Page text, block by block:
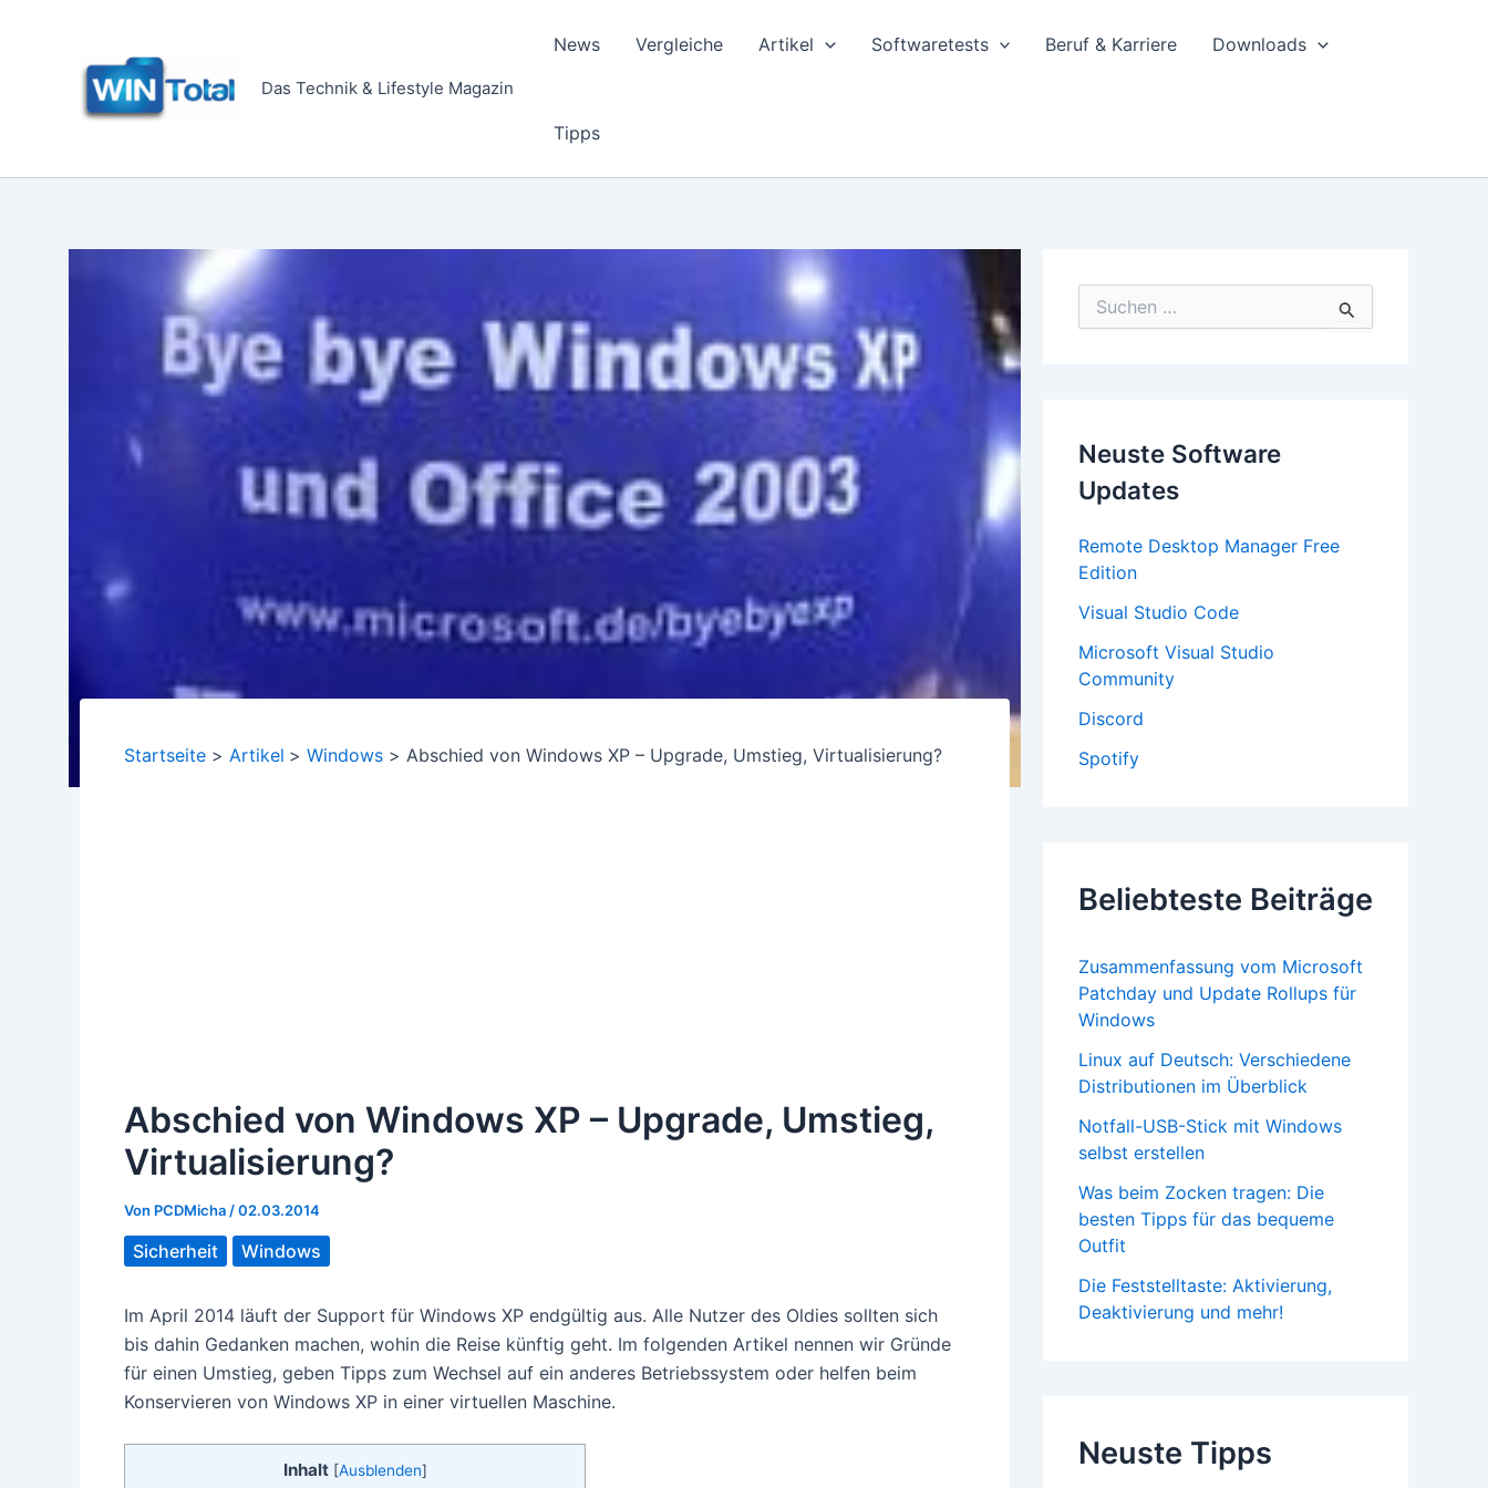
Das Technik & Lifestyle Magazin
News Vergleiche Artikel Softwaretests Beruf & Karriere Downloads
Tipps
Startseite Artikel Windows Abschied von Windows XP – Upgrade, Umstieg, Virtualisierung?
Abschied von Windows XP – Upgrade, Umstieg,
Virtualisierung?
Von PCDMicha /02.03.2014
Sicherheit Windows
Im April 2014 läuft der Support für Windows XP endgültig aus. Alle Nutzer des Oldies sollten sich
bis dahin Gedanken machen, wohin die Reise künftig geht. Im folgenden Artikel nennen wir Gründe
für einen Umstieg, geben Tipps zum Wechsel auf ein anderes Betriebssystem oder helfen beim
Konservieren von Windows XP in einer virtuellen Maschine.
Inhalt [Ausblenden]
a
h
Neuste Software
Updates
Remote Desktop Manager Free
Edition
Visual Studio Code
Microsoft Visual Studio
Community
Discord
Spotify
Beliebteste Beiträge
Zusammenfassung vom Microsoft
Patchday und Update Rollups für
Windows
Linux auf Deutsch: Verschiedene
Distributionen im Überblick
Notfall-USB-Stick mit Windows
selbst erstellen
Was beim Zocken tragen: Die
besten Tipps für das bequeme
Outfit
Die Feststelltaste: Aktivierung,
Deaktivierung und mehr!
Neuste Tipps